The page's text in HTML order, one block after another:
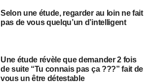
Selon une étude, regarder au loin ne fait
pas de vous quelqu’un d’intelligent
Une étude révèle que demander 2 fois
de suite “Tu connais pas ça ???” fait de
vous un être détestable